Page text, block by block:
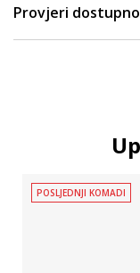
Provjeri
POSLJEDNJI KOMADI